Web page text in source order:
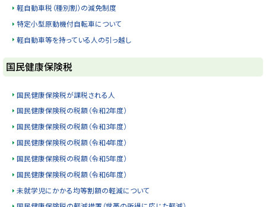
軽自動車税（種別割）の減免制度
特定小型原動機付自転車について
軽自動車等を持っている人の引っ越し
ト
ッ
プ
に
国民健康保険税
国民健康保険税が課税される人
国民健康保険税の税額（令和2年度）
国民健康保険税の税額（令和3年度）
国民健康保険税の税額（令和4年度）
国民健康保険税の税額（令和5年度）
国民健康保険税の税額（令和6年度）
未就学児にかかる均等割額の軽減について